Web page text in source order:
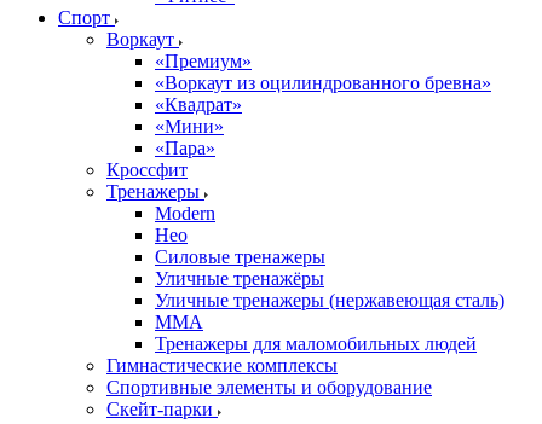
Спорт
Воркаут
«Премиум»
«Воркаут из оцилиндрованного бревна»
«Квадрат»
«Мини»
«Пара»
Кроссфит
Тренажеры
Modern
Нео
Силовые тренажеры
Уличные тренажёры
Уличные тренажеры (нержавеющая сталь)
ММА
Тренажеры для маломобильных людей
Гимнастические комплексы
Спортивные элементы и оборудование
Скейт-парки